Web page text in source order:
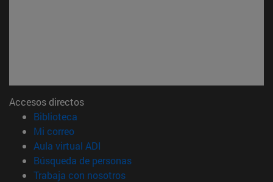
Accesos directos
Biblioteca
Mi correo(abre en nueva ventana)
Aula virtual ADI
Búsqueda de personas(abre en nueva ventana)
Trabaja con nosotros(abre en nueva ventana)